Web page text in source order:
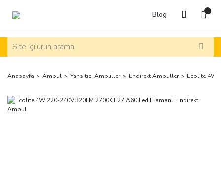
Blog
Anasayfa Ampul Yansıtıcı Ampuller Endirekt Ampuller Ecolite 4W